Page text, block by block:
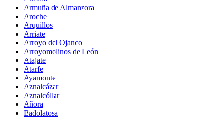
Armuña de Almanzora
Aroche
Arquillos
Arriate
Arroyo del Ojanco
Arroyomolinos de León
Atajate
Atarfe
Ayamonte
Aznalcázar
Aznalcóllar
Añora
Badolatosa